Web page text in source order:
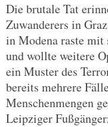
Die brutale Tat
Zuwanderers in
in Modena raste mit
und wollte weitere
ein Muster des
bereits mehrere
Menschenmengen
Leipziger